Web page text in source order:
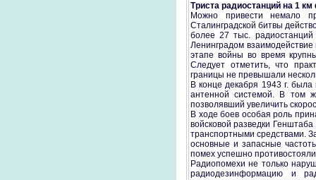
Триста радиостанций на 1
Можно привести немало
Сталинградской битвы
более 27 тыс.
Ленинградом
этапе войны во время
Следует отметить, что
границы не превышали
В конце декабря 1943 г.
антенной системой. В том
позволявший увеличить
В ходе боев особая роль
войсковой разведки
транспортными средствами.
основные и запасные
помех успешно
Радиопомехи не только
радиодезинформацию и